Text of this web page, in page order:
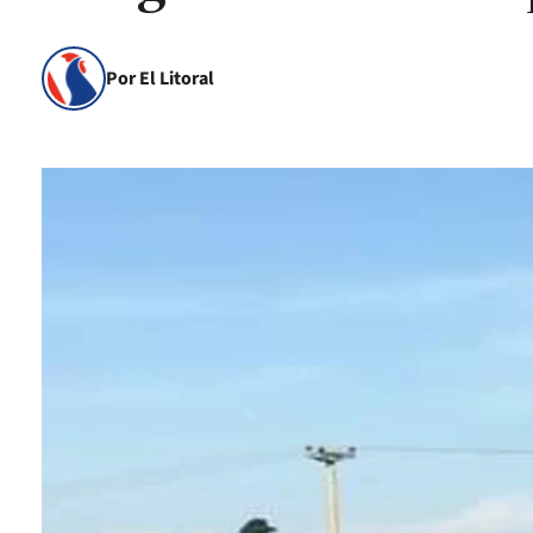
Por El Litoral